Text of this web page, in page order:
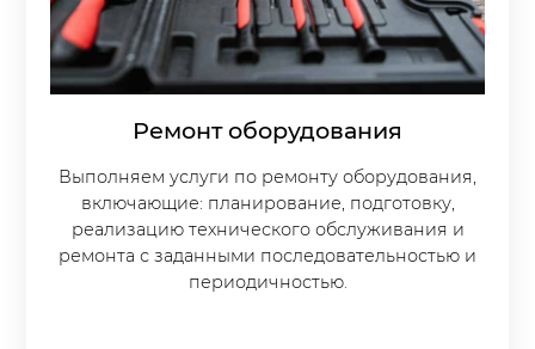
Ремонт оборудования
Выполняем услуги по ремонту оборудования,
включающие: планирование, подготовку,
реали­зацию технического обслуживания и
ремонта с заданными по­следовательностью и
периодичностью.